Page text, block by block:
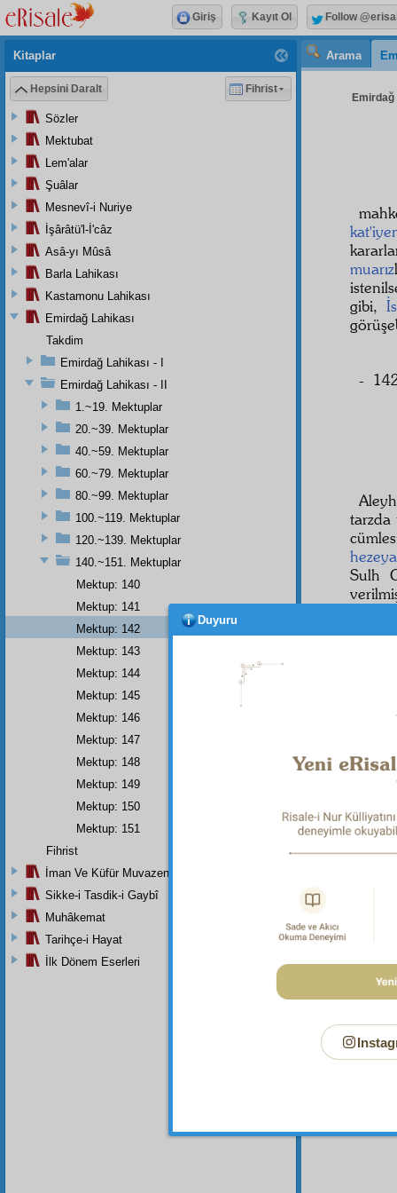
Arama
Emirdağ
muarız
gibi,
-
tarzda
Sulh
Bu
Her
Kitaplar
Hepsini Daralt Fihrist
Sözler
Mektubat
Lem'alar
Şuâlar
Mesnevî-i Nuriye
İşârâtü'l-İ'câz
Asâ-yı Mûsâ
Barla Lahikası
Kastamonu Lahikası
Emirdağ Lahikası
Takdim
Emirdağ Lahikası - I
Emirdağ Lahikası - II
1.~19. Mektuplar
20.~39. Mektuplar
40.~59. Mektuplar
60.~79. Mektuplar
80.~99. Mektuplar
100.~119. Mektuplar
120.~139. Mektuplar
140.~151. Mektuplar
Mektup: 140
Mektup: 141
Mektup: 142
Mektup: 143
Mektup: 144
Mektup: 145
Mektup: 146
Mektup: 147
Mektup: 148
Mektup: 149
Mektup: 150
Mektup: 151
Fihrist
İman Ve Küfür Muvazeneleri
Sikke-i Tasdik-i Gaybî
Muhâkemat
Tarihçe-i Hayat
İlk Dönem Eserleri
Giriş Kayıt Ol Follow
Duyuru